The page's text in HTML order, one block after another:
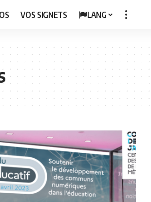
VOS SIGNETS LANG